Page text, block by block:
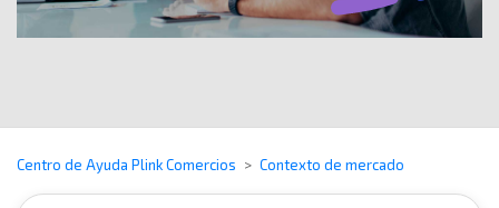
Centro de Ayuda Plink Comercios Contexto de mercado